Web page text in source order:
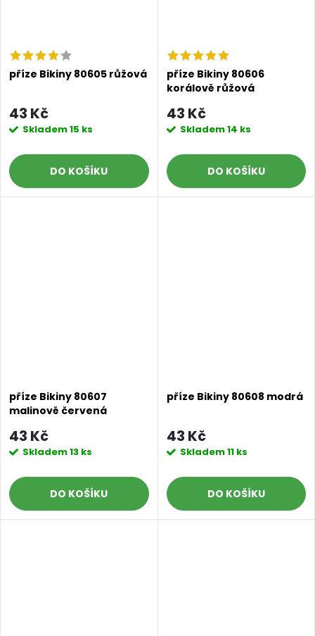
příze Bikiny 80605 růžová
43 Kč
Skladem15 ks
DO KOŠÍKU
příze Bikiny 80606
korálově růžová
43 Kč
Skladem14 ks
DO KOŠÍKU
příze Bikiny 80607
malinově červená
43 Kč
Skladem13 ks
DO KOŠÍKU
příze Bikiny 80608 modrá
43 Kč
Skladem11 ks
DO KOŠÍKU